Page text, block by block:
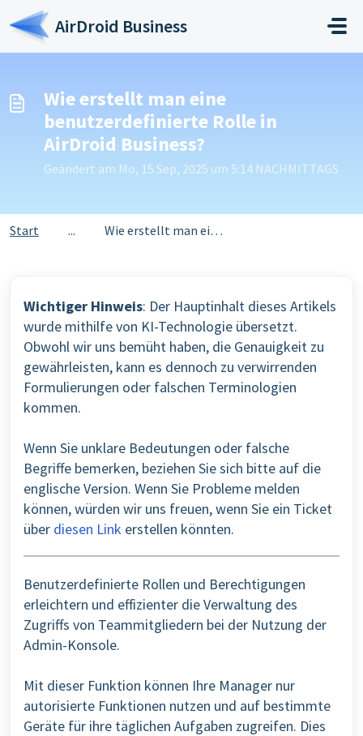
Zum hauptsächlichen Inhalt gehen
AirDroid Business
Wie erstellt man eine
benutzerdefinierte Rolle in
AirDroid Business?
Geändert am Mo, 15 Sep, 2025 um 5:14 NACHMITTAGS
Start ... Wie erstellt man eine benutzerdefinierte Rolle in AirDroi...
Wichtiger Hinweis: Der Hauptinhalt dieses Artikels
wurde mithilfe von KI-Technologie übersetzt.
Obwohl wir uns bemüht haben, die Genauigkeit zu
gewährleisten, kann es dennoch zu verwirrenden
Formulierungen oder falschen Terminologien
kommen.
Wenn Sie unklare Bedeutungen oder falsche
Begriffe bemerken, beziehen Sie sich bitte auf die
englische Version. Wenn Sie Probleme melden
können, würden wir uns freuen, wenn Sie ein Ticket
über diesen Link erstellen könnten.
Benutzerdefinierte Rollen und Berechtigungen
erleichtern und effizienter die Verwaltung des
Zugriffs von Teammitgliedern bei der Nutzung der
Admin-Konsole.
Mit dieser Funktion können Ihre Manager nur
autorisierte Funktionen nutzen und auf bestimmte
Geräte für ihre täglichen Aufgaben zugreifen. Dies